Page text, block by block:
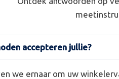
accepteren jullie?
we ernaar om uw